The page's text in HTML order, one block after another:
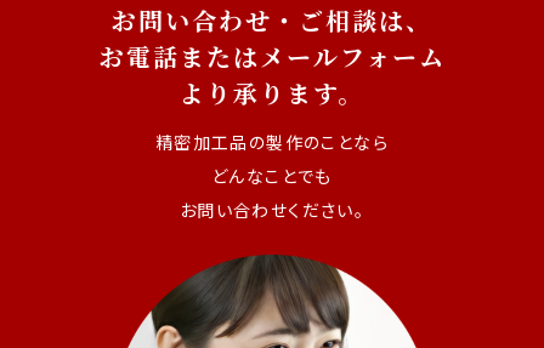
お問い合わせ・ご相談は、
お電話またはメールフォーム
より承ります。
精密加工品の製作のことなら
どんなことでも
お問い合わせください。